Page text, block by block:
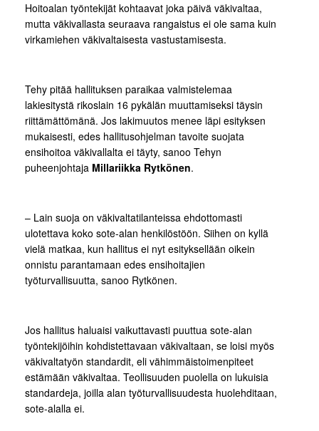
Hoitoalan työntekijät kohtaavat joka päivä väkivaltaa,
mutta väkivallasta seuraava rangaistus ei ole sama kuin
virkamiehen väkivaltaisesta vastustamisesta.
Tehy pitää hallituksen paraikaa valmistelemaa
lakiesitystä rikoslain 16 pykälän muuttamiseksi täysin
riittämättömänä. Jos lakimuutos menee läpi esityksen
mukaisesti, edes hallitusohjelman tavoite suojata
ensihoitoa väkivallalta ei täyty, sanoo Tehyn
puheenjohtaja Millariikka Rytkönen.
– Lain suoja on väkivaltatilanteissa ehdottomasti
ulotettava koko sote-alan henkilöstöön. Siihen on kyllä
vielä matkaa, kun hallitus ei nyt esityksellään oikein
onnistu parantamaan edes ensihoitajien
työturvallisuutta, sanoo Rytkönen.
Jos hallitus haluaisi vaikuttavasti puuttua sote-alan
työntekijöihin kohdistettavaan väkivaltaan, se loisi myös
väkivaltatyön standardit, eli vähimmäistoimenpiteet
estämään väkivaltaa. Teollisuuden puolella on lukuisia
standardeja, joilla alan työturvallisuudesta huolehditaan,
sote-alalla ei.